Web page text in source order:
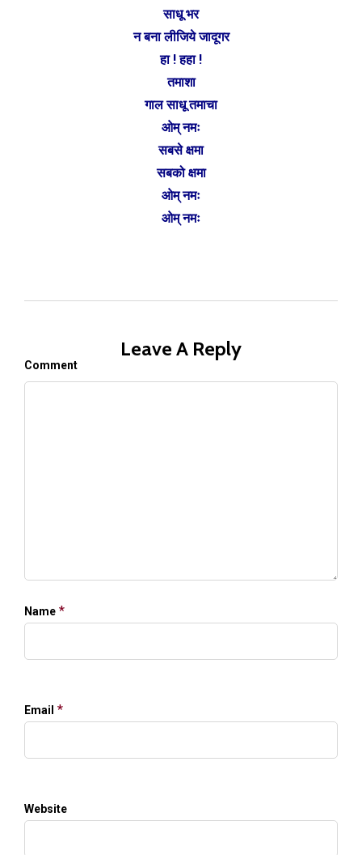
साधू भर
न बना लीजिये जादूगर
हा ! हहा !
तमाशा
गाल साधू तमाचा
ओम् नमः
सबसे क्षमा
सबको क्षमा
ओम् नमः
ओम् नमः
Leave A Reply
Comment
Name *
Email *
Website